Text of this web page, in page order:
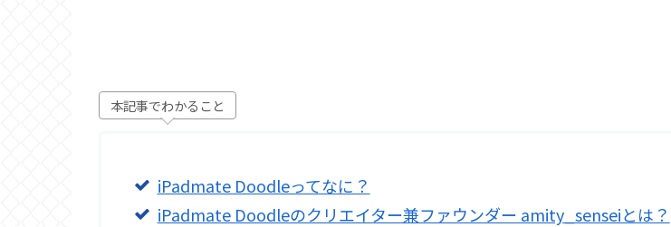
本記事でわかること
iPadmate Doodleってなに？
iPadmate Doodleのクリエイター兼ファウンダー amity_senseiとは？